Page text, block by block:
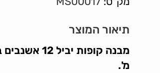
תיאור המוצר
מ'.